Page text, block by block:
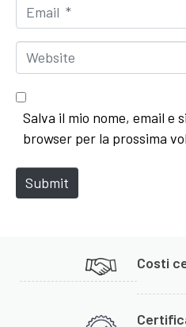
e
*
m
a
i
l
W
e
b
e
Salva il mio nome, email e
browser per la prossima
Submit
Costi